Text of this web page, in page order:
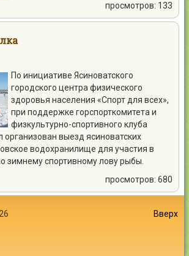
просмотров: 133
По инициативе Ясиноватского
городского центра физического
здоровья населения «Спорт для всех»,
при поддержке горспорткомитета и
физкультурно-спортивного клуба
выезд ясиноватских
водохранилище для участия в
зимнему спортивному лову рыбы.
просмотров: 680
Вверх